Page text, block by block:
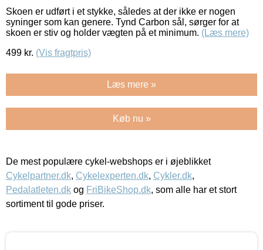
Skoen er udført i et stykke, således at der ikke er nogen
syninger som kan genere. Tynd Carbon sål, sørger for at
skoen er stiv og holder vægten på et minimum. (Læs mere)
499 kr. (Vis fragtpris)
Læs mere »
Køb nu »
De mest populære cykel-webshops er i øjeblikket
Cykelpartner.dk, Cykelexperten.dk, Cykler.dk,
Pedalatleten.dk og FriBikeShop.dk, som alle har et stort
sortiment til gode priser.